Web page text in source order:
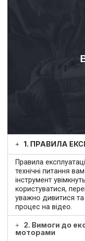
1. ПРАВИЛА
Правила
технічні питання
інструмент
користуватися,
уважно дивитися
процес на відео.
2. Вимоги до
моторами